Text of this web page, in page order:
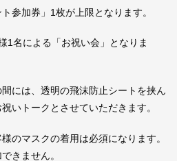
参加券」1枚が上限となります。
1名による「お祝い会」となりま
には、透明の飛沫防止シートを挟ん
いトークとさせていただきます。
のマスクの着用は必須になります。
きません。